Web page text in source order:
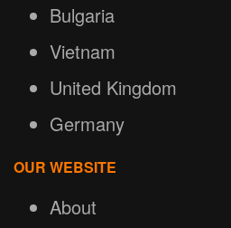
Bulgaria
Vietnam
United Kingdom
Germany
OUR WEBSITE
About